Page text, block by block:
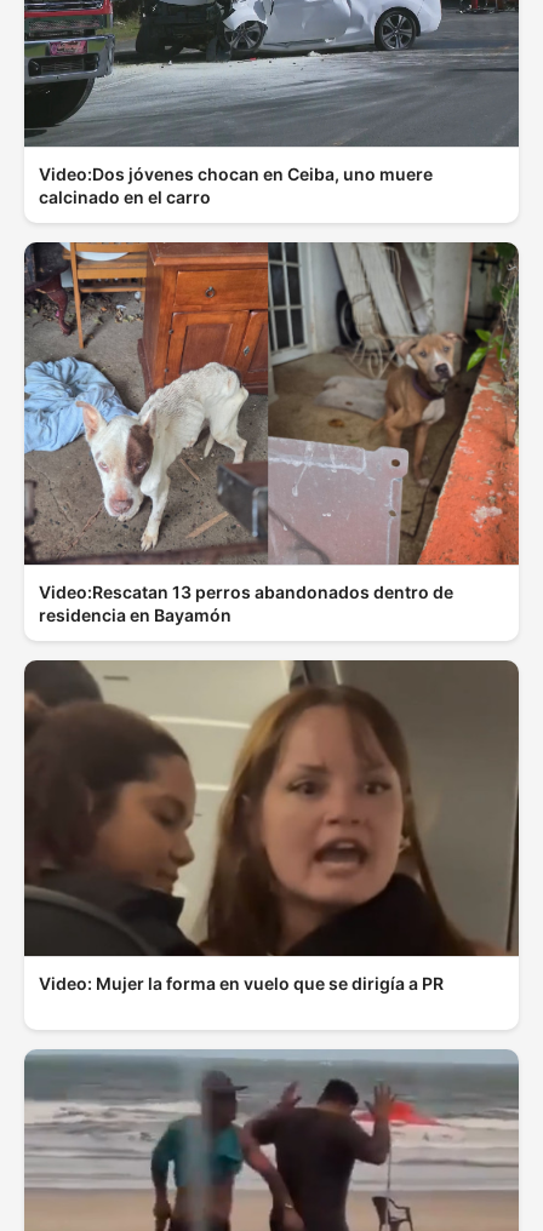
Video:Dos jóvenes chocan en Ceiba, uno muere
calcinado en el carro
Video:Rescatan 13 perros abandonados dentro de
residencia en Bayamón
Video: Mujer la forma en vuelo que se dirigía a PR